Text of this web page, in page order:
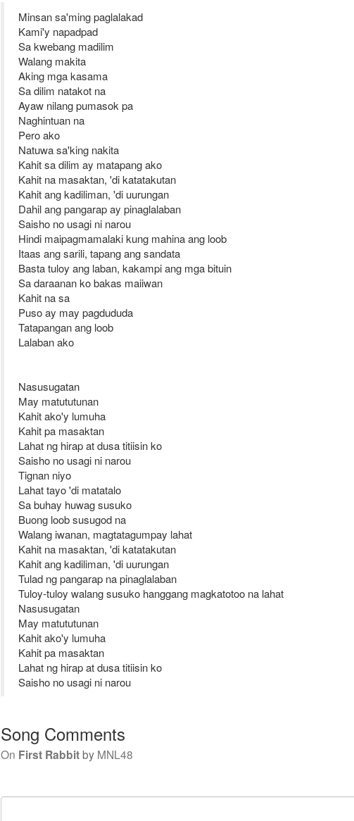
Minsan sa'ming paglalakad
Kami'y napadpad
Sa kwebang madilim
Walang makita
Aking mga kasama
Sa dilim natakot na
Ayaw nilang pumasok pa
Naghintuan na
Pero ako
Natuwa sa'king nakita
Kahit sa dilim ay matapang ako
Kahit na masaktan, 'di katatakutan
Kahit ang kadiliman, 'di uurungan
Dahil ang pangarap ay pinaglalaban
Saisho no usagi ni narou
Hindi maipagmamalaki kung mahina ang loob
Itaas ang sarili, tapang ang sandata
Basta tuloy ang laban, kakampi ang mga bituin
Sa daraanan ko bakas maiiwan
Kahit na sa
Puso ay may pagdududa
Tatapangan ang loob
Lalaban ako
Nasusugatan
May matututunan
Kahit ako'y lumuha
Kahit pa masaktan
Lahat ng hirap at dusa titiisin ko
Saisho no usagi ni narou
Tignan niyo
Lahat tayo 'di matatalo
Sa buhay huwag susuko
Buong loob susugod na
Walang iwanan, magtatagumpay lahat
Kahit na masaktan, 'di katatakutan
Kahit ang kadiliman, 'di uurungan
Tulad ng pangarap na pinaglalaban
Tuloy-tuloy walang susuko hanggang magkatotoo na lahat
Nasusugatan
May matututunan
Kahit ako'y lumuha
Kahit pa masaktan
Lahat ng hirap at dusa titiisin ko
Saisho no usagi ni narou
Song Comments
On First Rabbitby MNL48